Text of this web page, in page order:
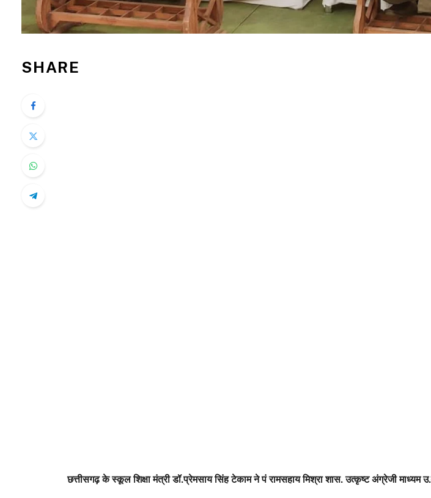
SHARE
छत्तीसगढ़ के स्कूल शिक्षा मंत्री डॉ.प्रेमसाय सिंह टेकाम ने पं रामसहाय मिश्रा शास. उत्कृष्ट अंग्रेजी माध्यम